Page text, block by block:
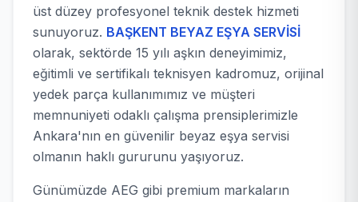
üst düzey profesyonel teknik destek hizmeti
sunuyoruz. BAŞKENT BEYAZ EŞYA SERVİSİ
olarak, sektörde 15 yılı aşkın deneyimimiz,
eğitimli ve sertifikalı teknisyen kadromuz, orijinal
yedek parça kullanımımız ve müşteri
memnuniyeti odaklı çalışma prensiplerimizle
Ankara'nın en güvenilir beyaz eşya servisi
olmanın haklı gururunu yaşıyoruz.
Günümüzde AEG gibi premium markaların